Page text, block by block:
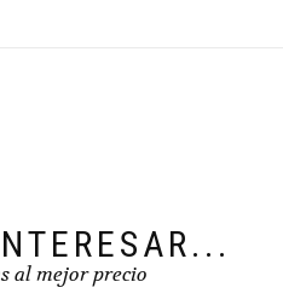
al mejor precio